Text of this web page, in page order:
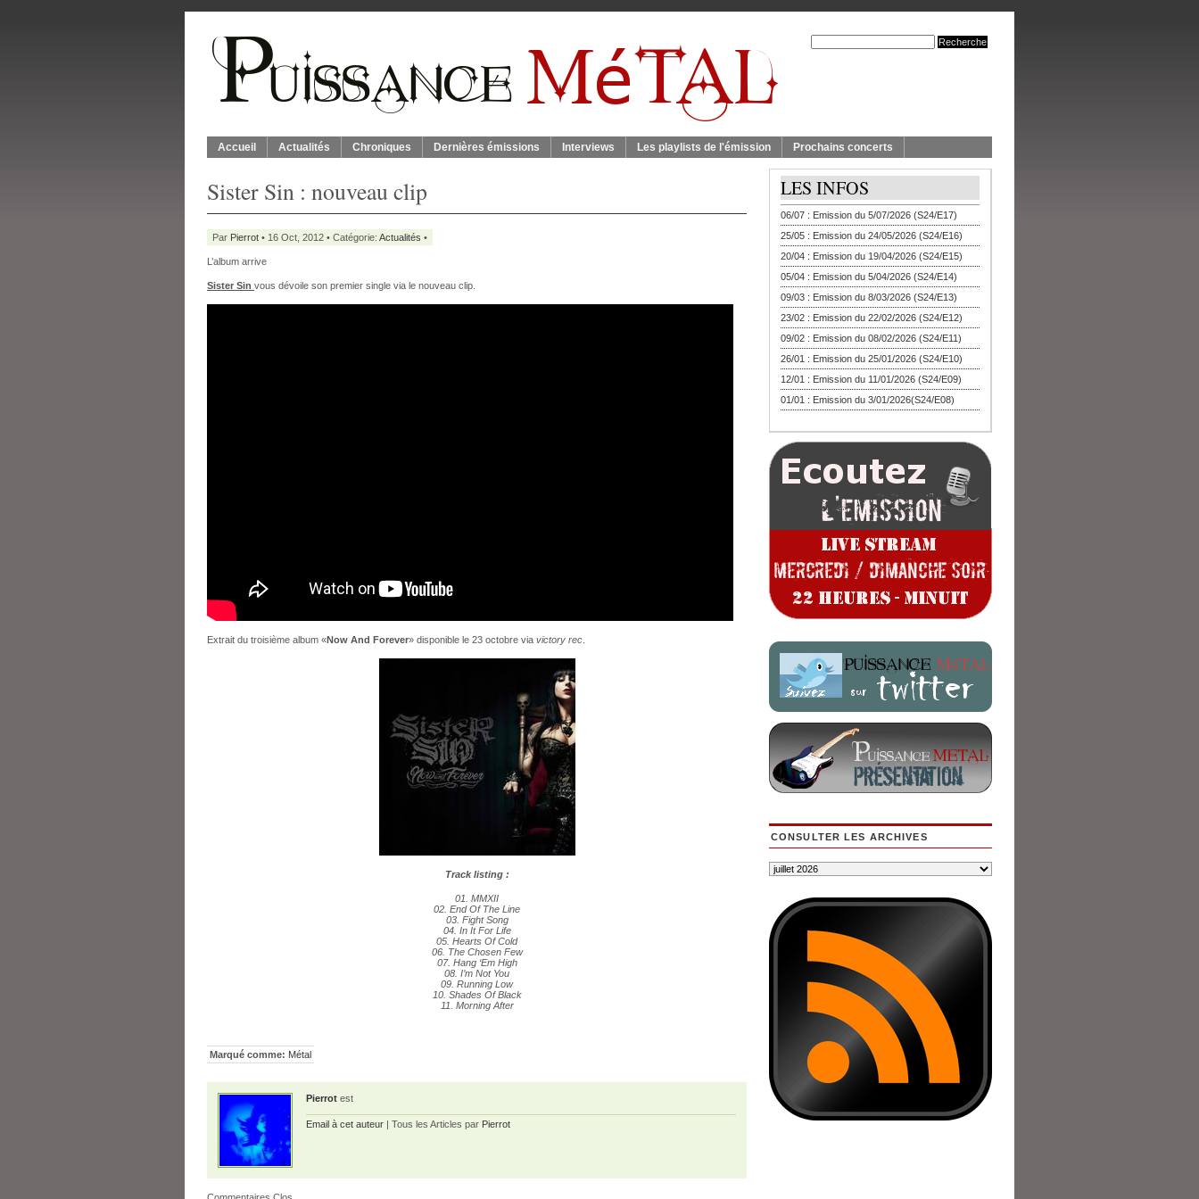
Accueil Actualités Chroniques Dernières émissions Interviews Les playlists de l'émission Prochains concerts
Sister Sin : nouveau clip
Par Pierrot • 16 Oct, 2012 • Catégorie: Actualités •
L’album arrive
Sister Sin vous dévoile son premier single via le nouveau clip.
Extrait du troisième album «Now And Forever» disponible le 23 octobre via victory rec
Track listing :
01. MMXII
02. End Of The Line
03. Fight Song
04. In It For Life
05. Hearts Of Cold
06. The Chosen Few
07. Hang ‘Em High
08. I’m Not You
09. Running Low
10. Shades Of Black
11. Morning After
Marqué comme: Métal
Pierrot est
Email à cet auteur | Tous les Articles par Pierrot
LES INFOS
06/07 : Emission du 5/07/2026 (S24/E17)
25/05 : Emission du 24/05/2026 (S24/E16)
20/04 : Emission du 19/04/2026 (S24/E15)
05/04 : Emission du 5/04/2026 (S24/E14)
09/03 : Emission du 8/03/2026 (S24/E13)
23/02 : Emission du 22/02/2026 (S24/E12)
09/02 : Emission du 08/02/2026 (S24/E11)
26/01 : Emission du 25/01/2026 (S24/E10)
12/01 : Emission du 11/01/2026 (S24/E09)
01/01 : Emission du 3/01/2026(S24/E08)
CONSULTER LES ARCHIVES